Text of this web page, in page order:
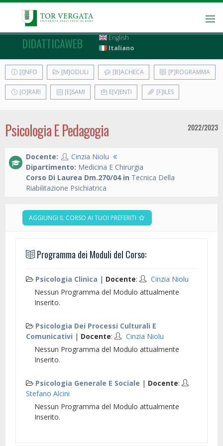
DIDATTICAWEB
English
Italiano
[I]NFO [M]ODULI [B]ACHECA [P]ROGRAMMA
[O]RARI [E]SAMI E[V]ENTI [F]ILES
Psicologia E Pedagogia 2022/2023
Docente:
Cinzia Niolu
Dipartimento: Medicina E Chirurgia
Corso Di Laurea Dm.270/04 in Tecnica Della
Riabilitazione Psichiatrica
AGGIUNGI IL CORSO AI TUOI PREFERITI
Programma dei Moduli del Corso:
Psicologia Clinica | Docente:
Cinzia Niolu
Nessun Programma del Modulo attualmente
Inserito.
Psicologia Dei Processi Culturali E
Comunicativi | Docente:
Cinzia Niolu
Nessun Programma del Modulo attualmente
Inserito.
Psicologia Generale E Sociale | Docente:
Stefano Alcini
Nessun Programma del Modulo attualmente
Inserito.